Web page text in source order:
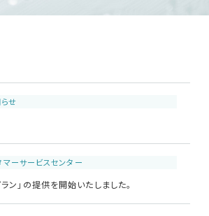
せ
マーサービスセンター
ン」の提供を開始いたしました。